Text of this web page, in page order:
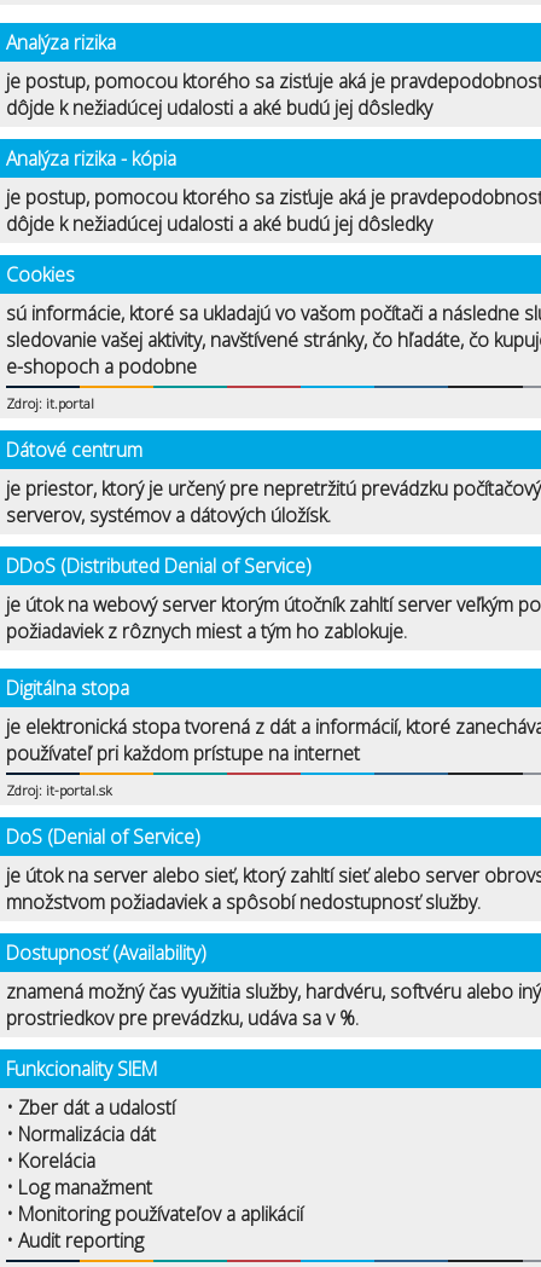
Analýza rizika
je postup, pomocou ktorého sa zisťuje aká je
dôjde k nežiadúcej udalosti a aké budú jej dôsledky
Analýza rizika - kópia
je postup, pomocou ktorého sa zisťuje aká je
dôjde k nežiadúcej udalosti a aké budú jej dôsledky
Cookies
sú informácie, ktoré sa ukladajú vo vašom počítači a následne
sledovanie vašej aktivity, navštívené stránky, čo hľadáte, čo
e-shopoch a podobne
Zdroj: it.portal
Dátové centrum
je priestor, ktorý je určený pre nepretržitú prevádzku
serverov, systémov a dátových úložísk.
DDoS (Distributed Denial of Service)
je útok na webový server ktorým útočník zahltí server veľkým
požiadaviek z rôznych miest a tým ho zablokuje.
Digitálna stopa
je elektronická stopa tvorená z dát a informácií, ktoré
používateľ pri každom prístupe na internet
Zdroj: it-portal.sk
DoS (Denial of Service)
je útok na server alebo sieť, ktorý zahltí sieť alebo server
množstvom požiadaviek a spôsobí nedostupnosť služby.
Dostupnosť (Availability)
znamená možný čas využitia služby, hardvéru, softvéru alebo
prostriedkov pre prevádzku, udáva sa v %.
Funkcionality SIEM
• Zber dát a udalostí
• Normalizácia dát
• Korelácia
• Log manažment
• Monitoring používateľov a aplikácií
• Audit reporting